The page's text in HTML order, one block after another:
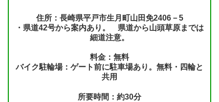
住所：長崎県平戸市生月町山田免2406－5
・県道42号から案内あり。 県道から山頭草原までは
細道注意。
料金：無料
バイク駐輪場：ゲート前に駐車場あり。無料・四輪と
共用
所要時間：約30分